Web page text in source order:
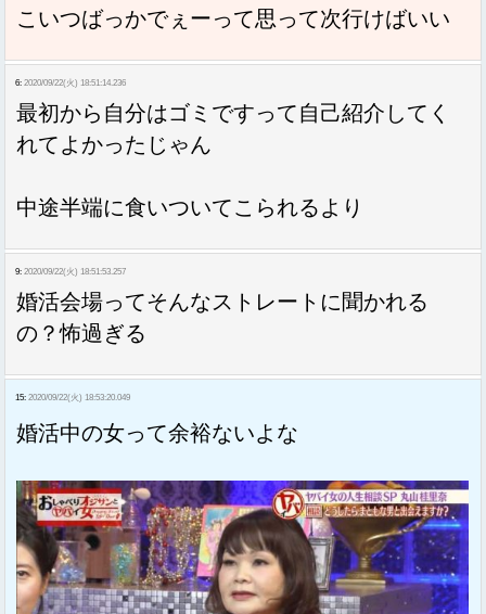
こいつばっかでぇーって思って次行けばいい
6: 2020/09/22(火) 18:51:14.236
最初から自分はゴミですって自己紹介してく
れてよかったじゃん
中途半端に食いついてこられるより
9: 2020/09/22(火) 18:51:53.257
婚活会場ってそんなストレートに聞かれる
の？怖過ぎる
15: 2020/09/22(火) 18:53:20.049
婚活中の女って余裕ないよな